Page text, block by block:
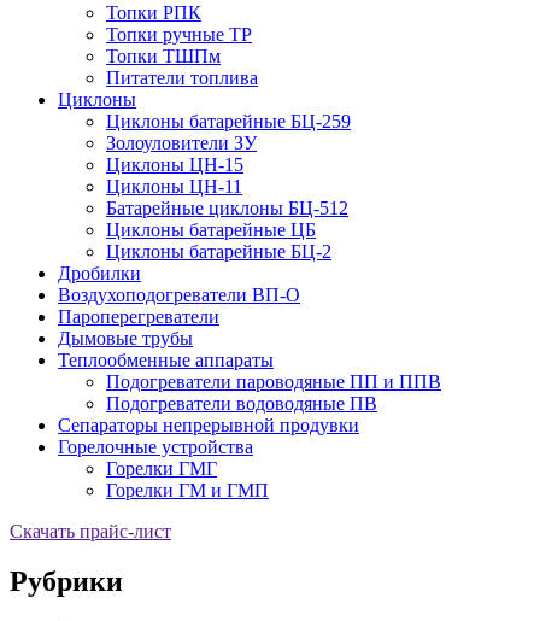
Топки РПК
Топки ручные ТР
Топки ТШПм
Питатели топлива
Циклоны
Циклоны батарейные БЦ-259
Золоуловители ЗУ
Циклоны ЦН-15
Циклоны ЦН-11
Батарейные циклоны БЦ-512
Циклоны батарейные ЦБ
Циклоны батарейные БЦ-2
Дробилки
Воздухоподогреватели ВП-О
Пароперегреватели
Дымовые трубы
Теплообменные аппараты
Подогреватели пароводяные ПП и ППВ
Подогреватели водоводяные ПВ
Сепараторы непрерывной продувки
Горелочные устройства
Горелки ГМГ
Горелки ГМ и ГМП
Скачать прайс-лист
Рубрики